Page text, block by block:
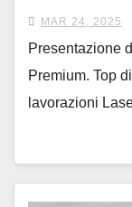
MAR 24, 2025
Presentazione
Premium. Top
lavorazioni